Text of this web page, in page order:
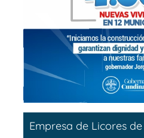
Empresa de Licores